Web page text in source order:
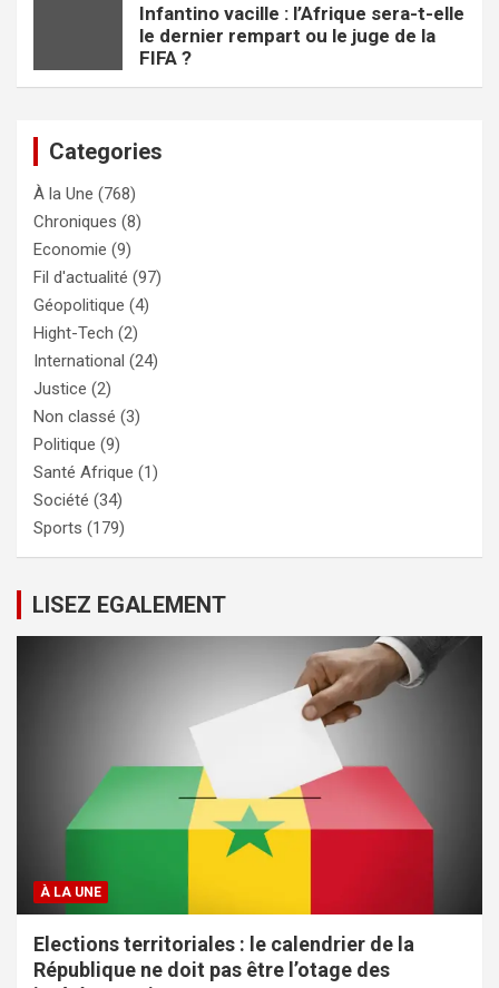
Infantino vacille : l’Afrique sera-t-elle
le dernier rempart ou le juge de la
FIFA ?
Categories
À la Une (768)
Chroniques (8)
Economie (9)
Fil d'actualité (97)
Géopolitique (4)
Hight-Tech (2)
International (24)
Justice (2)
Non classé (3)
Politique (9)
Santé Afrique (1)
Société (34)
Sports (179)
LISEZ EGALEMENT
À LA UNE
Elections territoriales : le calendrier de la
République ne doit pas être l’otage des